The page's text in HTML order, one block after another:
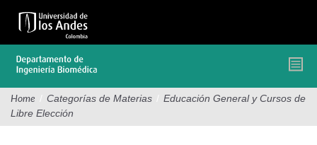
contenido
Home / Categorías de Materias / Educación General y Cursos de
Libre Elección